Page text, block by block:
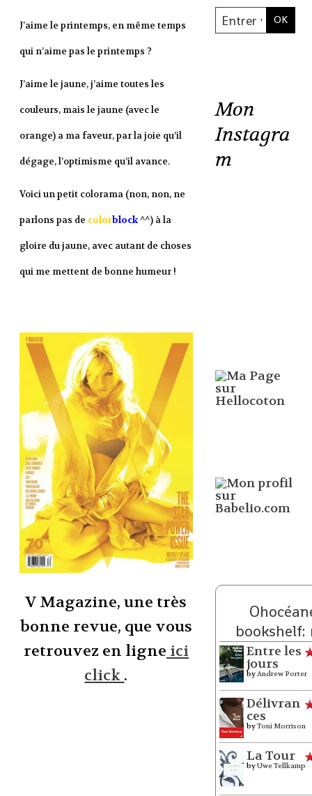
J’aime le printemps, en même temps
qui n’aime pas le printemps ?
J’aime le jaune, j’aime toutes les
couleurs, mais le jaune (avec le
orange) a ma faveur, par la joie qu’il
dégage, l’optimisme qu’il avance.
Voici un petit colorama (non, non, ne
parlons pas de colorblock^^) à la
gloire du jaune, avec autant de choses
qui me mettent de bonne humeur !
V Magazine, une très
bonne revue, que vous
retrouvez en ligne ici
click .
Mon
Instagra
m
bookshelf:
Entre les
jours
byAndrew Porter
Délivran
ces
byToni Morrison
La Tour
byUwe Tellkamp